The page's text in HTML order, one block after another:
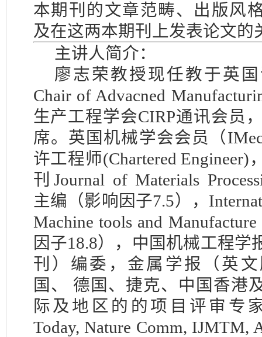
本期刊的文章范畴、出版风
及在这两本期刊上发表论文的
主讲人简介：
廖志荣教授现任教于英
Chair of Advacned
生产工程学会CIRP通讯会员
席。英国机械学会会员（
许工程师(Chartered Engineer)
刊Journal of Materials
主编（影响因子7.5），
Machine tools and
因子18.8），中国机械工程学
刊）编委，金属学报（英
国、 德国、捷克、中国香港
际及地区的的项目评审专
Today, Nature Comm, IJMTM,